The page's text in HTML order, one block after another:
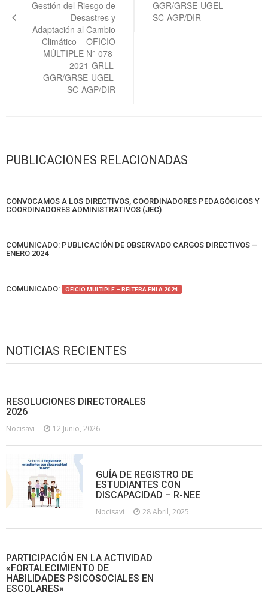
Gestión del Riesgo de
Desastres y
Adaptación al Cambio
Climático – OFICIO
MÚLTIPLE N° 078-
2021-GRLL-
GGR/GRSE-UGEL-
SC-AGP/DIR
GGR/GRSE-UGEL-
SC-AGP/DIR
PUBLICACIONES RELACIONADAS
CONVOCAMOS A LOS DIRECTIVOS, COORDINADORES PEDAGÓGICOS Y
COORDINADORES ADMINISTRATIVOS (JEC)
COMUNICADO: PUBLICACIÓN DE OBSERVADO CARGOS DIRECTIVOS –
ENERO 2024
COMUNICADO: OFICIO MULTIPLE – REITERA ENLA 2024
NOTICIAS RECIENTES
RESOLUCIONES DIRECTORALES
2026
Nocisavi 12 Junio, 2026
GUÍA DE REGISTRO DE
ESTUDIANTES CON
DISCAPACIDAD – R-NEE
Nocisavi 28 Abril, 2025
PARTICIPACIÓN EN LA ACTIVIDAD
«FORTALECIMIENTO DE
HABILIDADES PSICOSOCIALES EN
ESCOLARES»